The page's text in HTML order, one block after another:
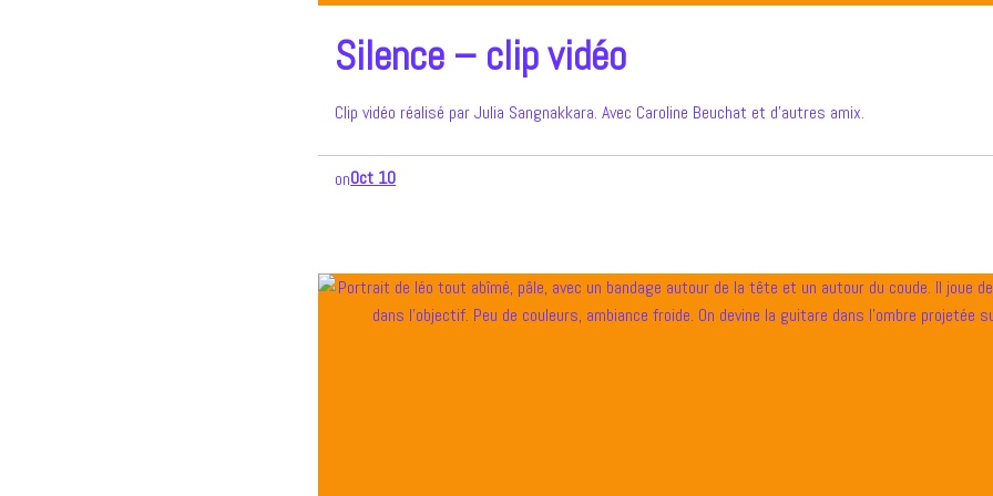
Silence – clip vidéo
Clip vidéo réalisé par Julia Sangnakkara. Avec Caroline Beuchat et d’autres amix.
onOct 10